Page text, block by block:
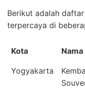
Berikut adalah
terpercaya di
Kota
Yogyakarta